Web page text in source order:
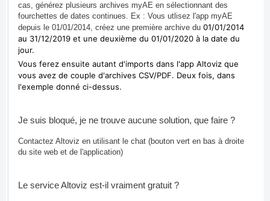
cas, générez plusieurs archives myAE en sélectionnant des
fourchettes de dates continues. Ex : Vous utlisez l'app myAE
depuis le 01/01/2014, créez une première archive du 01/01/2014
au 31/12/2019 et une deuxième du 01/01/2020 à la date du
jour.
Vous ferez ensuite autant d'imports dans l'app Altoviz que
vous avez de couple d'archives CSV/PDF. Deux fois, dans
l'exemple donné ci-dessus.
Je suis bloqué, je ne trouve aucune solution, que faire ?
Contactez Altoviz en utilisant le chat (bouton vert en bas à droite
du site web et de l'application)
Le service Altoviz est-il vraiment gratuit ?